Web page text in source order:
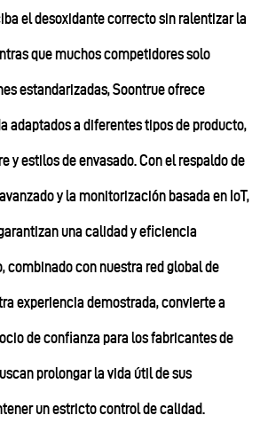
el desoxidante correcto sin ralentizar la
que muchos competidores solo
estandarizadas, Soontrue ofrece
adaptados a diferentes tipos de producto,
y estilos de envasado. Con el respaldo de
y la monitorización basada en IoT,
una calidad y eficiencia
combinado con nuestra red global de
experiencia demostrada, convierte a
de confianza para los fabricantes de
prolongar la vida útil de sus
un estricto control de calidad.